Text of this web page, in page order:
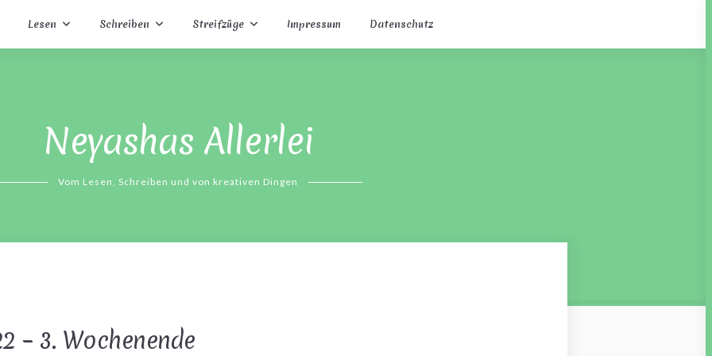
Neyashas Allerlei
Vom Lesen, Schreiben und von kreativen Dingen
Lesen Schreiben Streifzüge Impressum Datenschutz
– 3. Wochenende